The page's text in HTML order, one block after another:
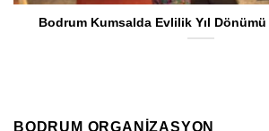
Bodrum Kumsalda Evlilik Yıl
BODRUM ORGANIZASYON